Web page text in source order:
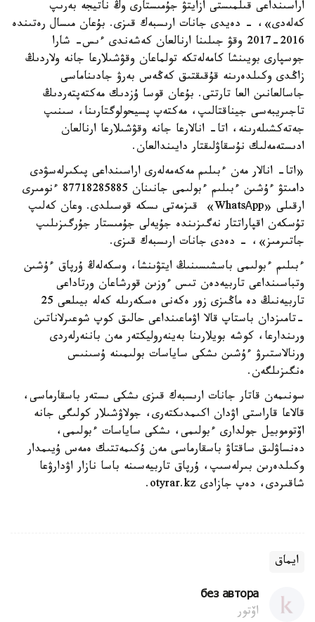
اراسىنداعى قىلمىستى ازايتۋ جۇمىستارى وڭ ناتيجە بەرىپ
كەلەدى»، - دەيدى جانات ارىسبەك قىزى. بۇعان مىسال رەتىندە
2016-2017 وقۋ جىلىنا ارنالعان كەشەندى ءىس- شارا
جوسپارى بويىنشا كامەلەتكە تولماعان وقۋشىلارعا جانە ولاردىڭ
زاڭدى وكىلدەرىنە قۇقىقتىق كەڭەس بەرۋ جادىناماسى
جاسالعانىن العا تارتتى. بۇعان قوسا ۇزدىك مەكتەپتەردىڭ
تاجىريبەسى جيناقتالىپ، مەكتەپ پسيحولوگتارىنا، سىنىپ
جەتەكشىلەرىنە، اتا- انالارعا جانە وقۋشىلارعا ارنالعان
ادىستەمەلىك نۇسقاۋلىقتار دايىندالعان.
«اتا- انالار مەن ءبىلىم مەكەمەلەرى اراسىنداعى پىكىرلەسۋدى
دامىتۋ ءۇشىن ءبىلىم ءبولىمى جانىنان 87718285885 ءنومىرى
ارقىلى «WhatsАpp» قىزمەتى ىسكە قوسىلدى. وعان كەلىپ
تۇسكەن اقپاراتتار نەگىزىندە جۇيەلى جۇمىستار جۇرگىزىلىپ
جاتىرمىز»، - دەدى جانات ارىسبەك قىزى.
ءبىلىم ءبولىمى باسشىسىنىڭ ايتۋىنشا، وسكەلەڭ ۇرپاق ءۇشىن
وتباسىنداعى تاربيەدەن تىس ءوزىن قورشاعان ورتاداعى
تاربيەنىڭ دە ماڭىزى زور ەكەنى ەسكەرىلە كەلە بيىلعى 25
-تامىزدان باستاپ قالا اۋماعىنداعى حالىق كوپ شوعىرلاناتىن
ورىندارعا، كوشە بويلارىنا بەينەروليكتەر مەن باننەرلەردى
ورنالاستىرۋ ءۇشىن ىشكى ساياسات بولىمىنە ۇسىنىس
ەنگىزىلگەن.
سونىمەن قاتار جانات ارىسبەك قىزى ىشكى ىستەر باسقارماسى،
قالاعا قاراستى اۋدان اكىمدىكتەرى، جولاۋشىلار كولىگى جانە
اۆتوموبيل جولدارى ءبولىمى، ىشكى ساياسات ءبولىمى،
دەنساۋلىق ساقتاۋ باسقارماسى مەن ۇكىمەتتىك ەمەس ۇيىمدار
وكىلدەرىن بىرلەسىپ، ۇرپاق تاربيەسىنە باسا نازار اۋدارۋعا
شاقىردى، دەپ جازادى otyrar.kz.
ايماق
без автора
اۆتور